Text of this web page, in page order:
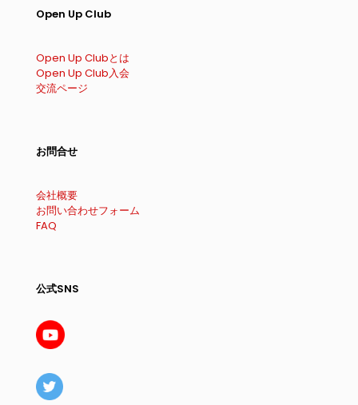
Open Up Club
Open Up Clubとは
Open Up Club入会
交流ページ
お問合せ
会社概要
お問い合わせフォーム
FAQ
公式SNS